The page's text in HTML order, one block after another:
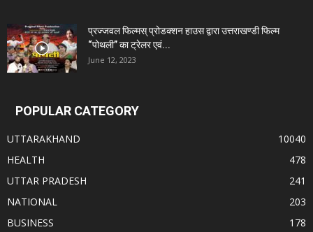
प्रज्जवल फिल्मस् प्रोडक्शन हाउस द्वारा उत्तराखण्डी फिल्म
“पोथली” का ट्रेलर एवं...
June 12, 2023
POPULAR CATEGORY
UTTARAKHAND
10040
HEALTH
478
UTTAR PRADESH
241
NATIONAL
203
BUSINESS
178